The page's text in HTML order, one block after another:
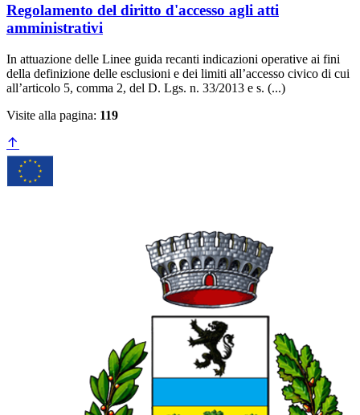
Regolamento del diritto d'accesso agli atti
amministrativi
In attuazione delle Linee guida recanti indicazioni operative ai fini
della definizione delle esclusioni e dei limiti all’accesso civico di cui
all’articolo 5, comma 2, del D. Lgs. n. 33/2013 e s. (...)
Visite alla pagina: 119